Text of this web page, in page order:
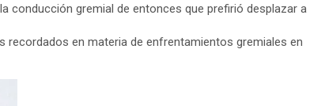
conducción gremial de entonces que prefirió desplazar a
en materia de enfrentamientos gremiales en